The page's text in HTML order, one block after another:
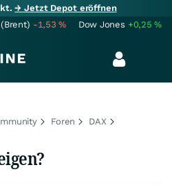
→ Jetzt Depot eröffnen
-1,53% Dow Jones +0,25%
Foren
DAX